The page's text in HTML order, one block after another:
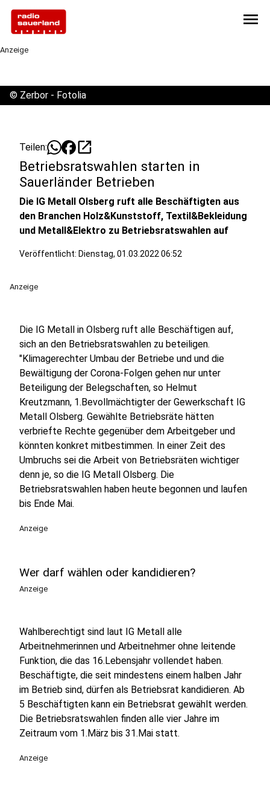
menu
Anzeige
© Zerbor - Fotolia
Teilen: open_in_new
Betriebsratswahlen starten in
Sauerländer Betrieben
Die IG Metall Olsberg ruft alle Beschäftigten aus
den Branchen Holz&Kunststoff, Textil&Bekleidung
und Metall&Elektro zu Betriebsratswahlen auf
Veröffentlicht: Dienstag, 01.03.2022 06:52
Anzeige
Die IG Metall in Olsberg ruft alle Beschäftigen auf,
sich an den Betriebsratswahlen zu beteiligen.
"Klimagerechter Umbau der Betriebe und und die
Bewältigung der Corona-Folgen gehen nur unter
Beteiligung der Belegschaften, so Helmut
Kreutzmann, 1.Bevollmächtigter der Gewerkschaft IG
Metall Olsberg. Gewählte Betriebsräte hätten
verbriefte Rechte gegenüber dem Arbeitgeber und
könnten konkret mitbestimmen. In einer Zeit des
Umbruchs sei die Arbeit von Betriebsräten wichtiger
denn je, so die IG Metall Olsberg. Die
Betriebsratswahlen haben heute begonnen und laufen
bis Ende Mai.
Anzeige
Wer darf wählen oder kandidieren?
Anzeige
Wahlberechtigt sind laut IG Metall alle
Arbeitnehmerinnen und Arbeitnehmer ohne leitende
Funktion, die das 16.Lebensjahr vollendet haben.
Beschäftigte, die seit mindestens einem halben Jahr
im Betrieb sind, dürfen als Betriebsrat kandidieren. Ab
5 Beschäftigten kann ein Betriebsrat gewählt werden.
Die Betriebsratswahlen finden alle vier Jahre im
Zeitraum vom 1.März bis 31.Mai statt.
Anzeige